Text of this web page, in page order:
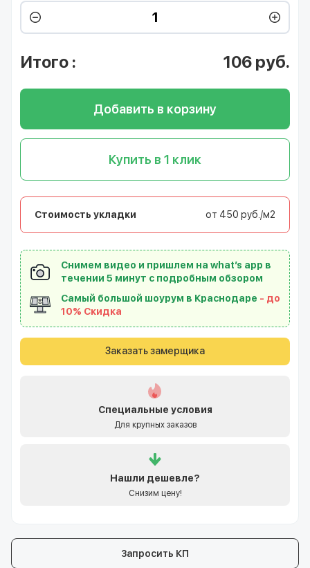
Итого : 106 руб.
Добавить в корзину
Купить в 1 клик
Стоимость укладки от 450 руб./м2
Снимем видео и пришлем на what’s app в
течении 5 минут с подробным обзором
Самый большой шоурум в Краснодаре - до
10% Скидка
Заказать замерщика
Специальные условия
Для крупных заказов
Нашли дешевле?
Снизим цену!
Запросить КП